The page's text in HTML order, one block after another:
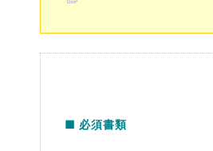
■ 必須書類